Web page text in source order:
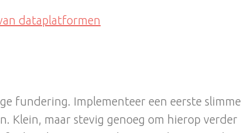
dataplatformen
fundering. Implementeer een eerste slimme
Klein, maar stevig genoeg om hierop verder